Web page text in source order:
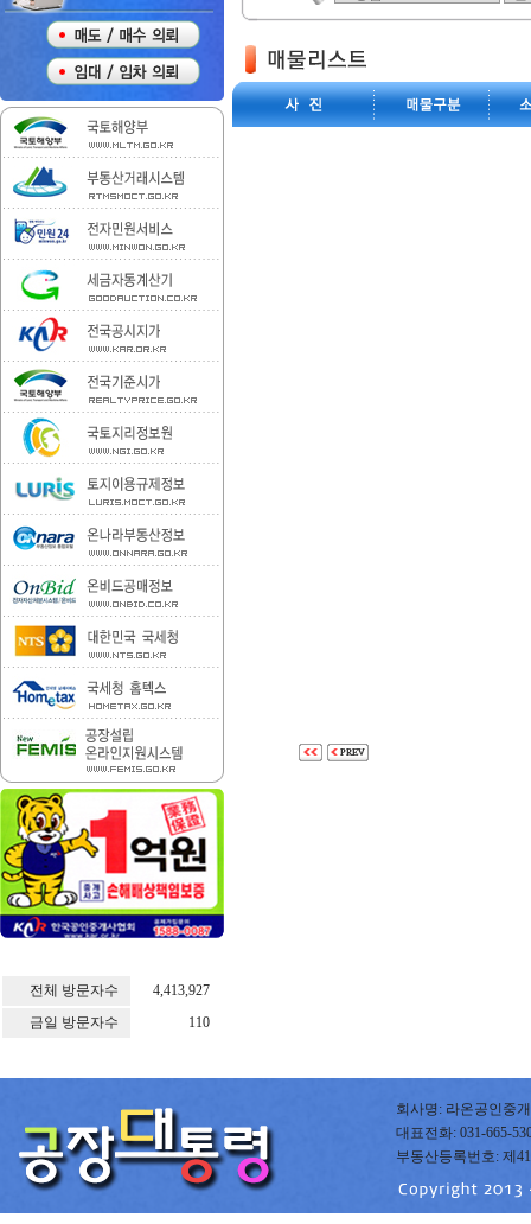
전체 방문자수
4,413,927
금일 방문자수
110
회사명: 라온공인중
대표전화: 031-665-
부동산등록번호: 제